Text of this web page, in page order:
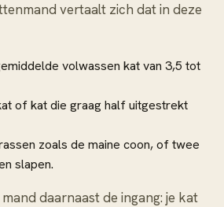
vertaalt zich dat in deze
volwassen kat van 3,5 tot
of kat die graag half uitgestrekt
zoals de maine coon, of twee
slapen.
daarnaast de ingang: je kat